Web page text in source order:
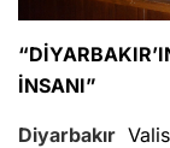
İNSANI”
Diyarbakır